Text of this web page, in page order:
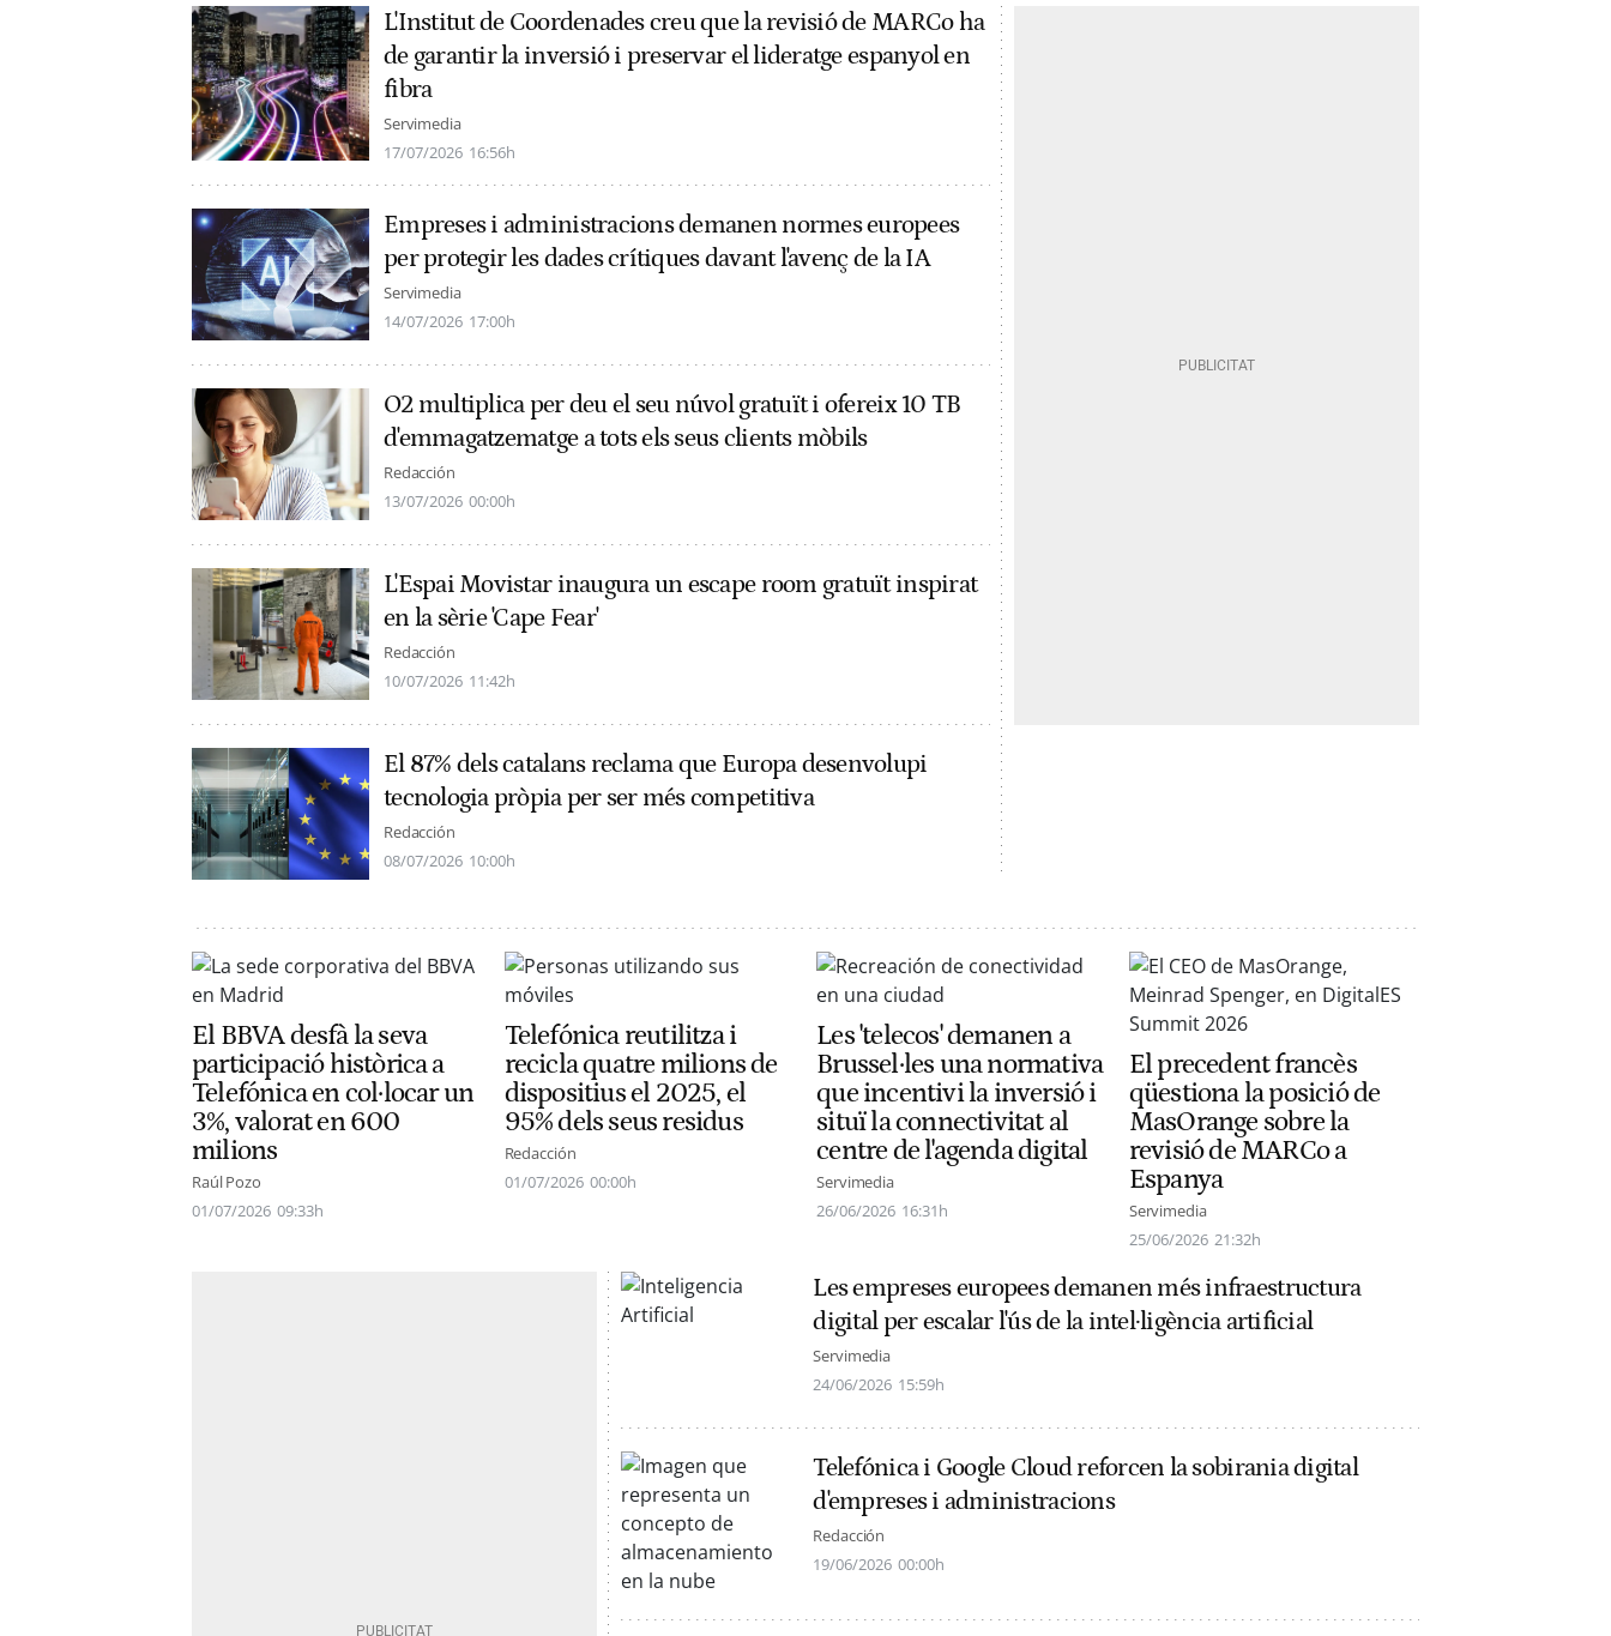
L'Institut de Coordenades creu que la revisió de MARCo ha
de garantir la inversió i preservar el lideratge espanyol en
fibra
Servimedia
17/07/2026 16:56h
Empreses i administracions demanen normes europees
per protegir les dades crítiques davant l'avenç de la IA
Servimedia
14/07/2026 17:00h
O2 multiplica per deu el seu núvol gratuït i ofereix 10 TB
d'emmagatzematge a tots els seus clients mòbils
Redacción
13/07/2026 00:00h
L'Espai Movistar inaugura un escape room gratuït inspirat
en la sèrie 'Cape Fear'
Redacción
10/07/2026 11:42h
El 87% dels catalans reclama que Europa desenvolupi
tecnologia pròpia per ser més competitiva
Redacción
08/07/2026 10:00h
El BBVA desfà la seva
participació històrica a
Telefónica en col·locar un
3%, valorat en 600
milions
Raúl Pozo
01/07/2026 09:33h
Telefónica reutilitza i
recicla quatre milions de
dispositius el 2025, el
95% dels seus residus
Redacción
01/07/2026 00:00h
Les 'telecos' demanen a
Brussel·les una normativa
que incentivi la inversió i
situï la connectivitat al
centre de l'agenda digital
Servimedia
26/06/2026 16:31h
El precedent francès
qüestiona la posició de
MasOrange sobre la
revisió de MARCo a
Espanya
Servimedia
25/06/2026 21:32h
Les empreses europees demanen més infraestructura
digital per escalar l'ús de la intel·ligència artificial
Servimedia
24/06/2026 15:59h
Telefónica i Google Cloud reforcen la sobirania digital
d'empreses i administracions
Redacción
19/06/2026 00:00h